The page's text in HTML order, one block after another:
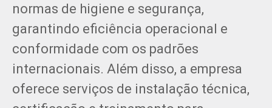
normas de higiene e segurança,
garantindo eficiência operacional e
conformidade com os padrões
internacionais. Além disso, a empresa
oferece serviços de instalação técnica,